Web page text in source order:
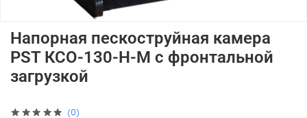
(0)
Напорная пескоструйная камера
PST КСО-130-Н-М с фронтальной
загрузкой